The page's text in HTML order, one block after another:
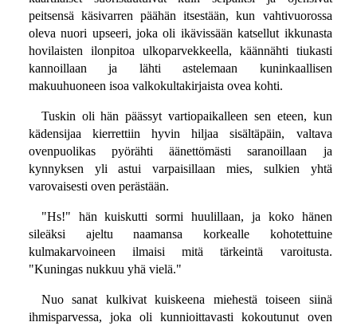
peitsensä käsivarren päähän itsestään, kun vahtivuorossa
oleva nuori upseeri, joka oli ikävissään katsellut ikkunasta
hovilaisten ilonpitoa ulkoparvekkeella, käännähti tiukasti
kannoillaan ja lähti astelemaan kuninkaallisen
makuuhuoneen isoa valkokultakirjaista ovea kohti.
Tuskin oli hän päässyt vartiopaikalleen sen eteen, kun
kädensijaa kierrettiin hyvin hiljaa sisältäpäin, valtava
ovenpuolikas pyörähti äänettömästi saranoillaan ja
kynnyksen yli astui varpaisillaan mies, sulkien yhtä
varovaisesti oven perästään.
"Hs!" hän kuiskutti sormi huulillaan, ja koko hänen
sileäksi ajeltu naamansa korkealle kohotettuine
kulmakarvoineen ilmaisi mitä tärkeintä varoitusta.
"Kuningas nukkuu yhä vielä."
Nuo sanat kulkivat kuiskeena miehestä toiseen siinä
ihmisparvessa, joka oli kunnioittavasti kokoutunut oven